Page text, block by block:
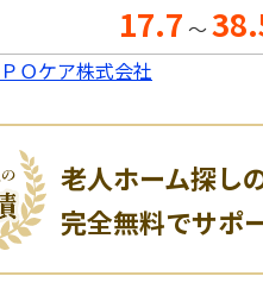
17.7 ～
Ｏケア株式会社
老人ホーム探し
完全無料でサポ